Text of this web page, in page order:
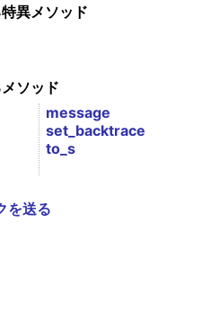
異メソッド
ソッド
message
set_backtrace
to_s
を送る